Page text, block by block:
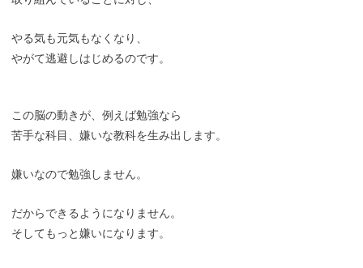
やる気も元気もなくなり、
やがて逃避しはじめるのです。
この脳の動きが、例えば勉強なら
苦手な科目、嫌いな教科を生み出します。
嫌いなので勉強しません。
だからできるようになりません。
そしてもっと嫌いになります。